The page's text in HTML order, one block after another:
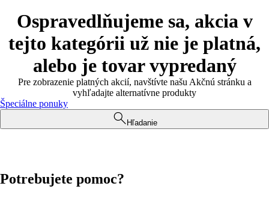
Ospravedlňujeme sa, akcia v
tejto kategórii už nie je platná,
alebo je tovar vypredaný
Pre zobrazenie platných akcií, navštívte našu Akčnú stránku a
vyhľadajte alternatívne produkty
Špeciálne ponuky
Hľadanie
Potrebujete pomoc?